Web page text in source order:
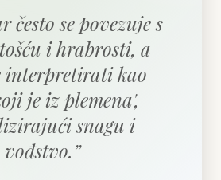
često se povezuje s
i hrabrosti, a
interpretirati kao
je iz plemena',
snagu i
vođstvo.”